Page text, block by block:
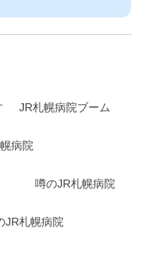
JR札幌病院ブーム
病院
噂のJR札幌病院
JR札幌病院